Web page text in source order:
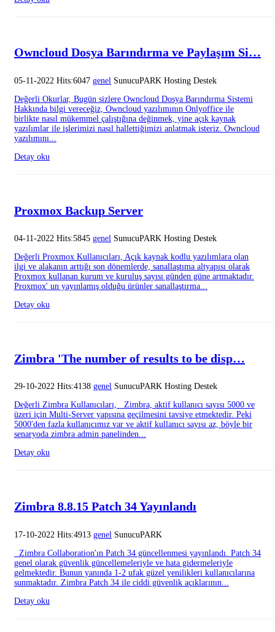
Owncloud Dosya Barındırma ve Paylaşım Si…
05-11-2022 Hits:6047 genel SunucuPARK Hosting Destek
Değerli Okurlar, Bugün sizlere Owncloud Dosya Barındırma Sistemi
Hakkında bilgi vereceğiz, Owncloud yazılımının Onlyoffice ile
birlikte nasıl mükemmel çalıştığına değinmek, yine açık kaynak
yazılımlar ile işlerimizi nasıl hallettiğimizi anlatmak isteriz. Owncloud
yazılımını...
Detay oku
Proxmox Backup Server
04-11-2022 Hits:5845 genel SunucuPARK Hosting Destek
Değerli Proxmox Kullanıcıları, Açık kaynak kodlu yazılımlara olan
ilgi ve alakanın arttığı son dönemlerde, sanallaştıma altyapısı olarak
Proxmox kullanan kurum ve kuruluş sayısı günden güne artmaktadır.
Proxmox' un yayınlamış olduğu ürünler sanallaştırma...
Detay oku
Zimbra 'The number of results to be disp…
29-10-2022 Hits:4138 genel SunucuPARK Hosting Destek
Değerli Zimbra Kullanıcıları, Zimbra, aktif kullanıcı sayısı 5000 ve
üzeri için Multi-Server yapısına geçilmesini tavsiye etmektedir. Peki
5000'den fazla kullanıcımız var ve aktif kullanıcı sayısı az, böyle bir
senaryoda zimbra admin panelinden...
Detay oku
Zimbra 8.8.15 Patch 34 Yayınlandı
17-10-2022 Hits:4913 genel SunucuPARK
Zimbra Collaboration'ın Patch 34 güncellenmesi yayınlandı. Patch 34
genel olarak güvenlik güncellemeleriyle ve hata gidermeleriyle
gelmektedir. Bunun yanında 1-2 ufak güzel yenilikleri kullanıcılarına
sunmaktadır. Zimbra Patch 34 ile ciddi güvenlik açıklarının...
Detay oku